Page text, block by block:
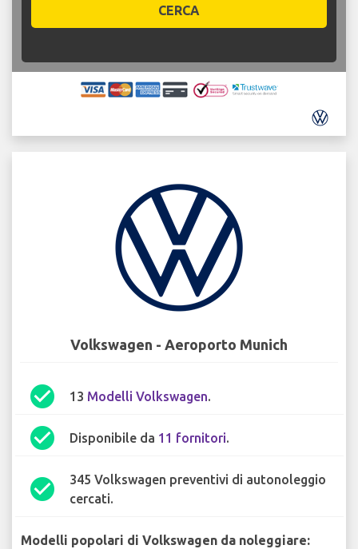
CERCA
Volkswagen - Aeroporto Munich
check_circle 13 Modelli Volkswagen.
check_circle Disponibile da 11 fornitori.
check_circle
345 Volkswagen preventivi di autonoleggio
cercati.
Modelli popolari di Volkswagen da noleggiare: